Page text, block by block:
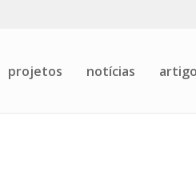
projetos notícias